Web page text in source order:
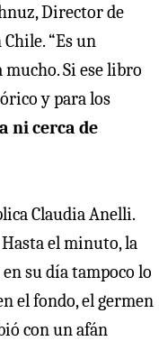
Director de
“Es un
Si ese libro
y para los
ni cerca de
Claudia Anelli.
el minuto, la
su día tampoco lo
el fondo, el germen
con un afán